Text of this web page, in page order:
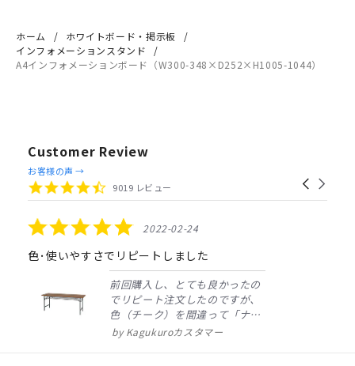
ホーム
ホワイトボード・掲示板
インフォメーションスタンド
A4インフォメーションボード（W300-348×D252×H1005-1044）
Customer Review
Reviews
carousel
Carousel
arrows
4.4
star
9019 レビュー
お客様の声 →
5.0
star
rating
2022-02-24
色･使いやすさでリピートしました
前回購入し、とても良かったの
でリピート注文したのですが、
色（チーク）を間違って「ナチ
ュラル」としてしまいました。
Kagukuroカスタマー